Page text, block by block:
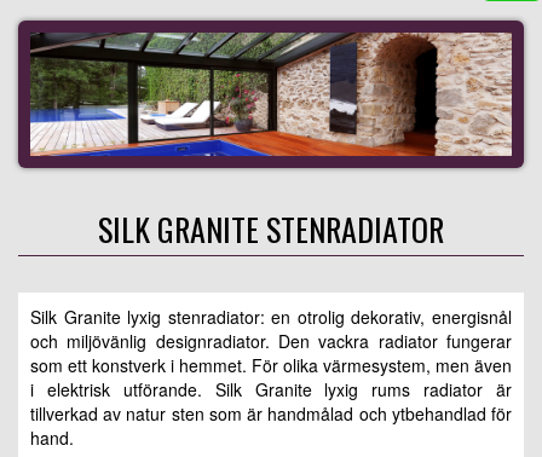
SILK GRANITE STENRADIATOR
Silk Granite lyxig stenradiator: en otrolig dekorativ, energisnål
och miljövänlig designradiator. Den vackra radiator fungerar
som ett konstverk i hemmet. För olika värmesystem, men även
i elektrisk utförande. Silk Granite lyxig rums radiator är
tillverkad av natur sten som är handmålad och ytbehandlad för
hand.